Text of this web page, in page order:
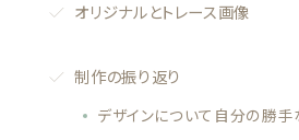
オリジナルとトレース画像
制作の振り返り
デザインについて自分の勝手